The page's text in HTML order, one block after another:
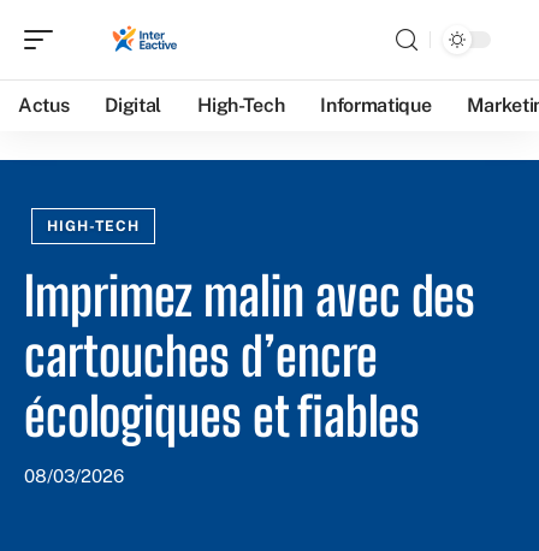
Actus Digital High-Tech Informatique
HIGH-TECH
Imprimez malin avec des
cartouches d’encre
écologiques et fiables
08/03/2026